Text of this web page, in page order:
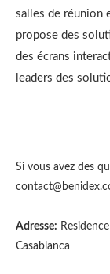
salles de réunion
propose des
des écrans
leaders des
Si vous avez des
Adresse:
Casablanca